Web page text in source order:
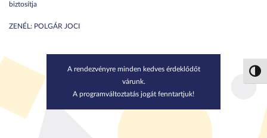
biztosítja
ZENÉL: POLGÁR JOCI
A rendezvényre minden kedves érdeklődőt
várunk.
A programváltoztatás jogát fenntartjuk!